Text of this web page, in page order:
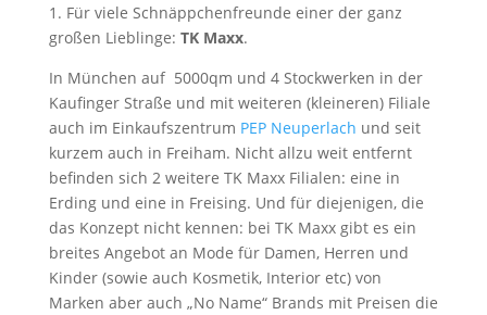
1. Für viele Schnäppchenfreunde einer der ganz
großen Lieblinge: TK Maxx.
In München auf 5000qm und 4 Stockwerken in der
Kaufinger Straße und mit weiteren (kleineren) Filiale
auch im Einkaufszentrum PEP Neuperlach und seit
kurzem auch in Freiham. Nicht allzu weit entfernt
befinden sich 2 weitere TK Maxx Filialen: eine in
Erding und eine in Freising. Und für diejenigen, die
das Konzept nicht kennen: bei TK Maxx gibt es ein
breites Angebot an Mode für Damen, Herren und
Kinder (sowie auch Kosmetik, Interior etc) von
Marken aber auch „No Name“ Brands mit Preisen die